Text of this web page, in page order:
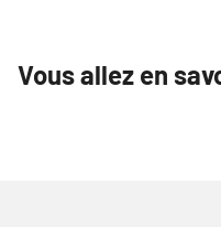
Vous allez en